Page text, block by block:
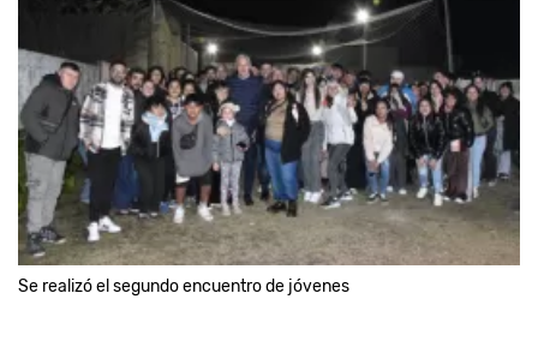
Se realizó el segundo encuentro de jóvenes